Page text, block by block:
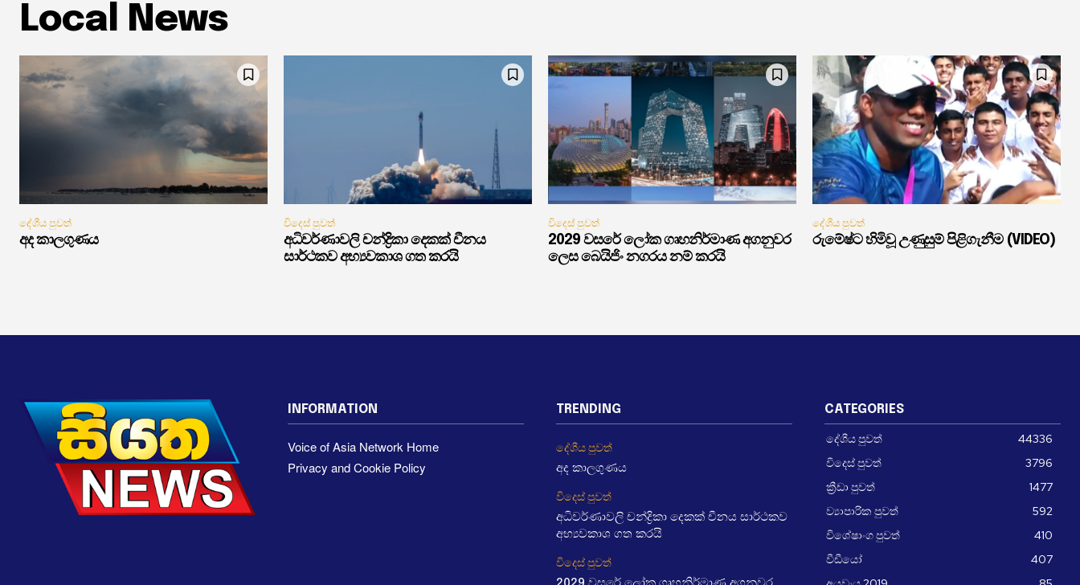
Local News
දේශීය පුවත්
අද කාලගුණය
විදෙස් පුවත්
අධිවර්ණාවලි චන්ද්‍රිකා දෙකක් චීනය
සාර්ථකව අභ්‍යවකාශ ගත කරයි
විදෙස් පුවත්
2029 වසරේ ලෝක ගෘහනිර්මාණ අගනුවර
ලෙස බෙයිජිං නගරය නම් කරයි
දේශීය පුවත්
රුමේෂ්ට හිමිවූ උණුසුම් පිළිගැනීම (VIDEO)
INFORMATION
Voice of Asia Network Home
Privacy and Cookie Policy
TRENDING
දේශීය පුවත්
අද කාලගුණය
විදෙස් පුවත්
අධිවර්ණාවලි චන්ද්‍රිකා දෙකක් චීනය සාර්ථකව
අභ්‍යවකාශ ගත කරයි
විදෙස් පුවත්
CATEGORIES
දේශීය පුවත්
44336
විදෙස් පුවත්
3796
ක්‍රීඩා පුවත්
1477
ව්‍යාපාරික පුවත්
592
විශේෂාංග පුවත්
410
වීඩීයෝ
407